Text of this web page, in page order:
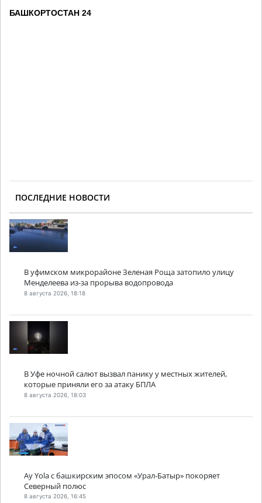
БАШКОРТОСТАН 24
ПОСЛЕДНИЕ НОВОСТИ
В уфимском микрорайоне Зеленая Роща затопило улицу
Менделеева из-за прорыва водопровода
8 августа 2026, 18:18
В Уфе ночной салют вызвал панику у местных жителей,
которые приняли его за атаку БПЛА
8 августа 2026, 18:03
Ay Yola с башкирским эпосом «Урал-Батыр» покоряет
Северный полюс
8 августа 2026, 16:45